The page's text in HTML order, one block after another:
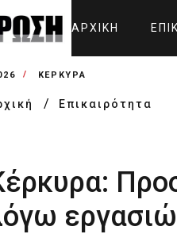
ΑΡΧΙΚΉ
ΚΕΡΚΥΡΑ
Επικαιρότητα